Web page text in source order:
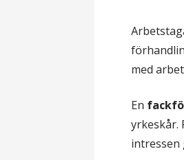
med
En
yrkeskår.
intressen